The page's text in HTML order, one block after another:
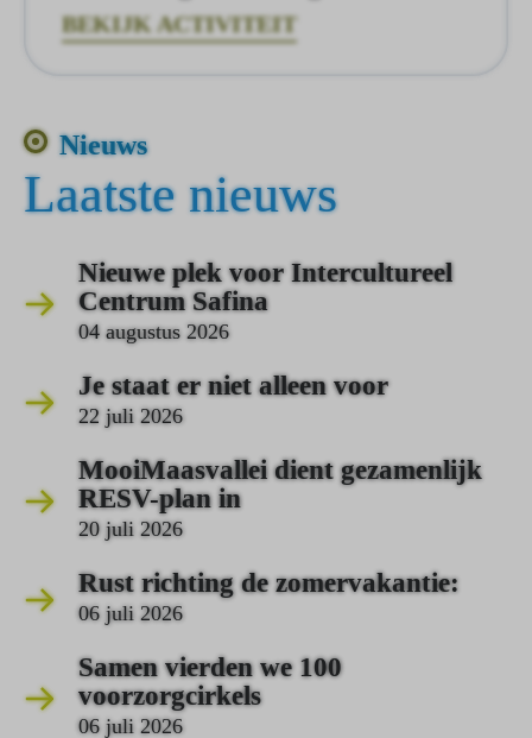
BEKIJK ACTIVITEIT
Nieuws
Laatste nieuws
Nieuwe plek voor Intercultureel
Centrum Safina
04 augustus 2026
Je staat er niet alleen voor
22 juli 2026
MooiMaasvallei dient gezamenlijk
RESV-plan in
20 juli 2026
Rust richting de zomervakantie:
06 juli 2026
Samen vierden we 100
voorzorgcirkels
06 juli 2026